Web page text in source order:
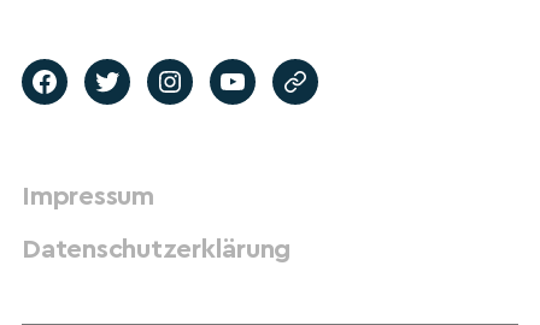
Impressum
Datenschutzerklärung